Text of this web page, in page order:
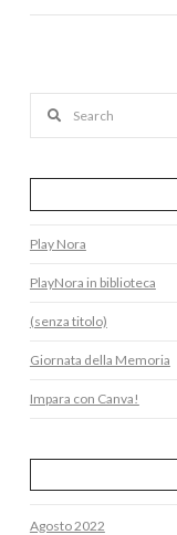
Play Nora
PlayNora in biblioteca
(senza titolo)
Giornata della Memoria
Impara con Canva!
Agosto 2022